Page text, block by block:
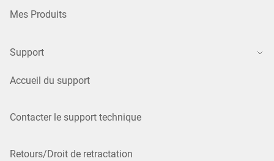
Mes Produits
Support
Accueil du support
Contacter le support technique
Retours/Droit de retractation